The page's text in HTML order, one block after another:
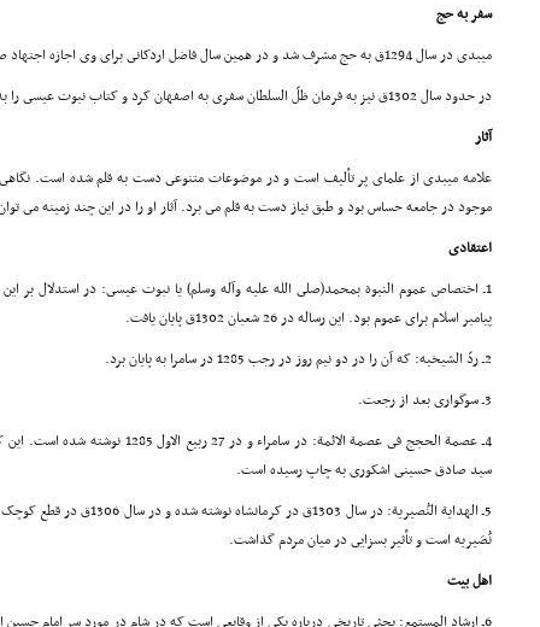
سفر به حج
میبدى در سال 1294ق به حج مشرف شد و در همین سال فاضل اردکانى براى وى اجازه اجتهاد صادر کرد.
در حدود سال 1302ق نیز به فرمان ظلّ السلطان سفرى به اصفهان کرد و کتاب نبوت عیسى را به رشته تحریر درآورد.
آثار
علامه میبدى از علماى پر تألیف است و در موضوعات متنوعى دست به قلم شده است. نگاهى
موجود در جامعه حساس بود و طبق نیاز دست به قلم مى برد. آثار او را در این چند زمینه مى
اعتقادى
1ـ اختصاص عموم النبوة بمحمد(صلى الله علیه وآله وسلم) یا نبوت عیسى: در استدلال
پیامبر اسلام براى عموم بود. این رساله در 26 شعبان 1302ق پایان یافت.
2ـ ردّ الشیخیه: که آن را در دو نیم روز در رجب 1285 در سامرا به پایان برد.
3ـ سوگوارى بعد از رجعت.
4ـ عصمة الحجج فى عصمة الائمة: در
سید صادق حسینى اشکورى به چاپ رسیده است.
5ـ الهدایة النُصیریة: در سال 1303ق در کرمانشاه نوشته شده و در سال 1306ق در قطع کوچک به چاپ رسیده است.
نُصَیریه است و تأثیر بسزایى در میان مردم گذاشت.
اهل بیت